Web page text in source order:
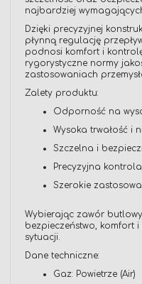
najbardziej
Dzięki precyzyjnej
płynną regulację
podnosi komfort i
rygorystyczne normy
zastosowaniach
Zalety produktu:
Odporność na
Wysoka trwałość i
Szczelna i
Precyzyjna
Szerokie
Wybierając zawór
bezpieczeństwo, komfort
sytuacji.
Dane techniczne:
Gaz: Powietrze (Air)